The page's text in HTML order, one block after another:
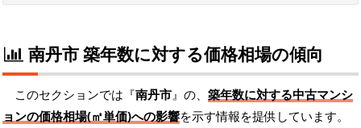
南丹市 築年数に対する価格相場の傾向
このセクションでは『南丹市 』の、 築年数に対する中古マンシ
ョンの価格相場(㎡単価)への影響を示す情報を提供しています。